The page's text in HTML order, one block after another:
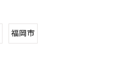
福岡市